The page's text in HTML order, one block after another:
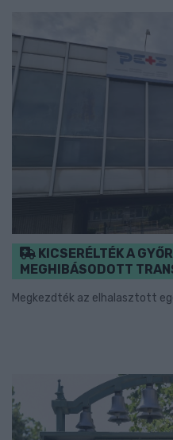
KICSERÉLTÉK A
MEGHIBÁSODOTT
Megkezdték az elhalasztott